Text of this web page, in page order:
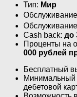
Тип: Мир
Обслуживание
Cash back: до
Проценты на
000 рублей
Бесплатный
Минимальный
дебетовой